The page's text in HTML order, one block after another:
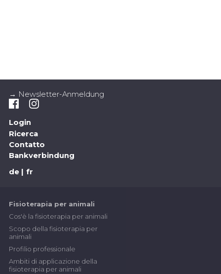
→ Newsletter-Anmeldung
Login
Ricerca
Contatto
Bankverbindung
de
fr
Fisioterapia per animali
Cos'è la fisioterapia per animali
Scopo della fisioterapia per
animali
Profilio professionale
Ambiti di applicazione della
fisioterapia per animali